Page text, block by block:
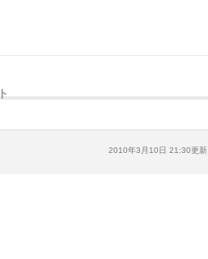
2010年3月10日 21:30更新